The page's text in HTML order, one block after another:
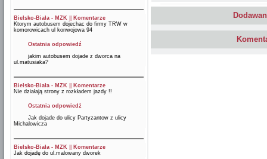
Bielsko-Biała - MZK
Komentarze
Ktorym autobusem dojechac do firmy TRW w
komorowicach ul konwojowa 94
Ostatnia odpowiedź
jakim autobusem dojade z dworca na
ul.matusiaka?
Bielsko-Biała - MZK
Komentarze
Nie działają strony z rozkładem jazdy !!
Ostatnia odpowiedź
Jak dojade do ulicy Partyzantow z ulicy
Michalowicza
Bielsko-Biała - MZK
Komentarze
Jak dojadę do ul.malowany dworek